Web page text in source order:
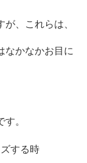
、これらは、
なかなかお目に
。
する時